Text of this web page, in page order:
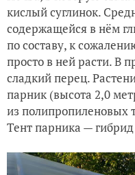
кислый суглинок.
содержащейся в нём
по составу, к
просто в ней расти. В
сладкий перец.
парник (высота 2,0
из полипропиленовых
Тент парника —